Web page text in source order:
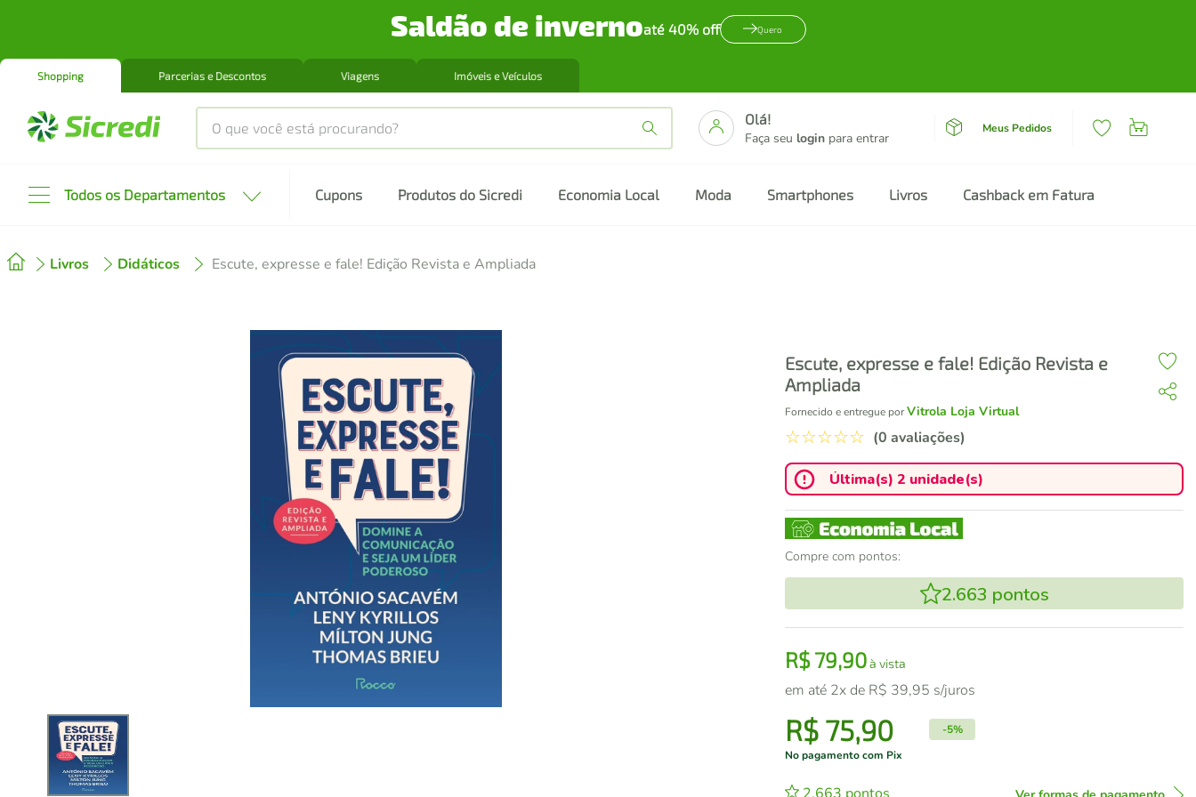
Saldão de invernoaté 40% off Quero
Shopping Parcerias e Descontos Viagens Imóveis e Veículos
O que você está procurando?
Olá!
Faça seu login para entrar
Meus Pedidos
Todos os Departamentos Cupons Produtos do Sicredi Economia Local Moda Smartphones Livros Cashback em Fatura
Livros Didáticos Escute, expresse e fale! Edição Revista e Ampliada
Escute, expresse e fale! Edição Revista e
Ampliada
Fornecido e entregue porVitrola Loja Virtual
☆☆☆☆☆ (0 avaliações)
Última(s) 2 unidade(s)
Compre com pontos:
2.663 pontos
R$79,90à vista
em até 2x de R$ 39,95 s/juros
R$ 75,90 -5%
No pagamento com Pix
2 cafeteira